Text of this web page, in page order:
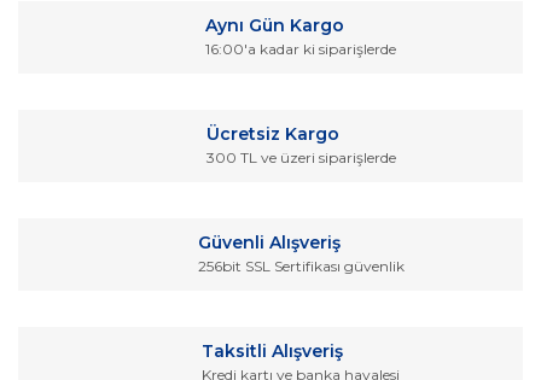
Yorum Yaz
Ürün resmi kalitesiz, bozuk veya görüntülenemiyor.
Ürün fiyatı diğer sitelerden daha pahalı.
Aynı Gün Kargo
16:00'a kadar ki siparişlerde
Ücretsiz Kargo
300 TL ve üzeri siparişlerde
Güvenli Alışveriş
256bit SSL Sertifikası güvenlik
Taksitli Alışveriş
Kredi kartı ve banka havalesi